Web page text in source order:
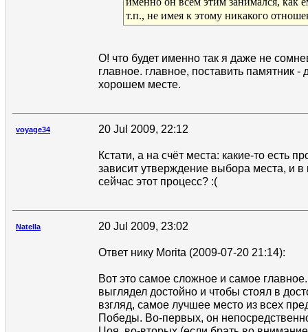
т.п., не имея к этому никакого
О! что будет именно так я даже не
главное. главное, поставить памятник
хорошем месте.
voyage34 20 Jul 2009, 22:12
Кстати, а на счёт места: какие-то есть
зависит утверждение выбора места, и в
сейчас этот процесс? :(
Natella 20 Jul 2009, 23:02
Ответ нику Morita (2009-07-20 21:14):
Вот это самое сложное и самое
выглядел достойно и чтобы стоял в
взгляд, самое лучшее место из всех
Победы. Во-первых, он